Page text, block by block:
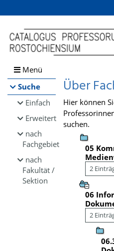
Browsen
direkt zum Inhalt
Menü
Suche
Einfach
Erweitert
nach
Fachgebiet
nach
Fakultät /
Sektion
Über
Hier können
suchen.
05
2
06
2